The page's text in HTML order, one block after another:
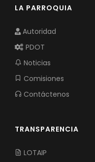
LA PARROQUIA
Autoridad
PDOT
Noticias
Comisiones
Contáctenos
TRANSPARENCIA
LOTAIP